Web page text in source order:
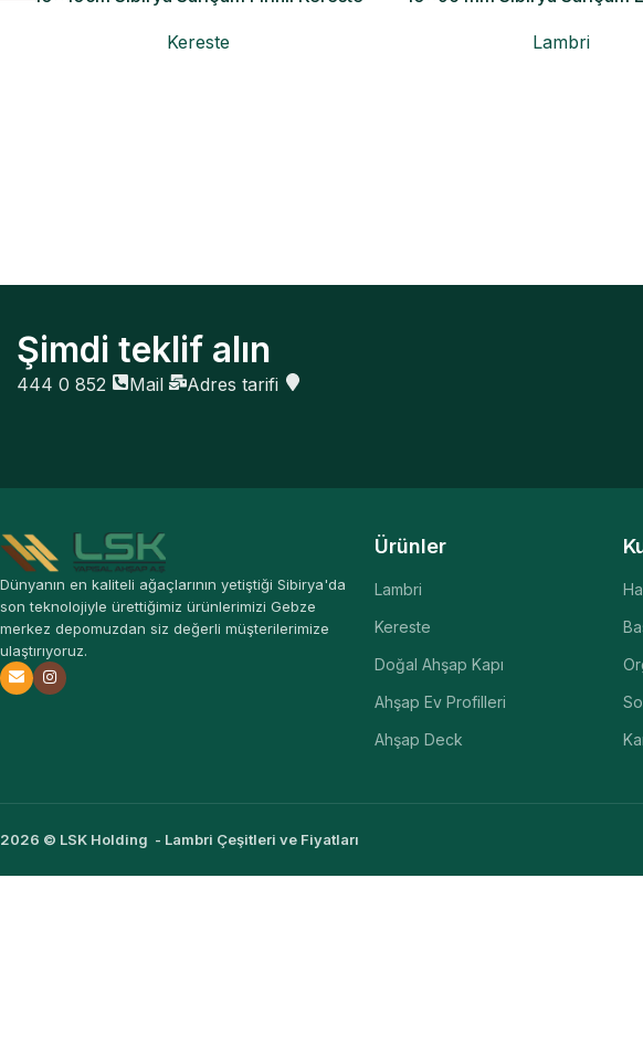
Kereste
Lambri
Şimdi teklif alın
444 0 852 Mail Adres tarifi
Dünyanın en kaliteli ağaçlarının yetiştiği Sibirya'da
son teknolojiyle ürettiğimiz ürünlerimizi Gebze
merkez depomuzdan siz değerli müşterilerimize
ulaştırıyoruz.
Ürünler
Lambri
Kereste
Doğal Ahşap Kapı
Ahşap Ev Profilleri
Ahşap Deck
2026 © LSK Holding - Lambri Çeşitleri ve Fiyatları